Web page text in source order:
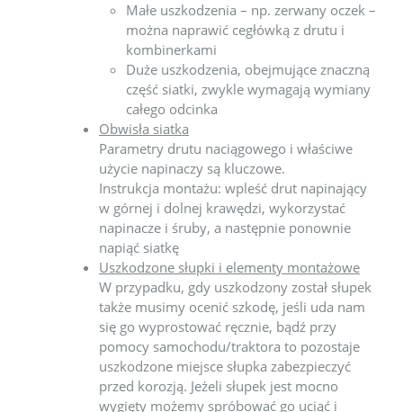
Małe uszkodzenia – np. zerwany oczek –
można naprawić cegłówką z drutu i
kombinerkami
Duże uszkodzenia, obejmujące znaczną
część siatki, zwykle wymagają wymiany
całego odcinka
Obwisła siatka
Parametry drutu naciągowego i właściwe
użycie napinaczy są kluczowe.
Instrukcja montażu: wpleść drut napinający
w górnej i dolnej krawędzi, wykorzystać
napinacze i śruby, a następnie ponownie
napiąć siatkę
Uszkodzone słupki i elementy montażowe
W przypadku, gdy uszkodzony został słupek
także musimy ocenić szkodę, jeśli uda nam
się go wyprostować ręcznie, bądź przy
pomocy samochodu/traktora to pozostaje
uszkodzone miejsce słupka zabezpieczyć
przed korozją. Jeżeli słupek jest mocno
wygięty możemy spróbować go uciąć i